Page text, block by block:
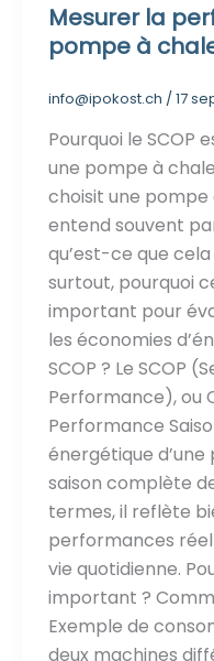
Mesurer la
pompe à
info@ipokost.ch /17
Pourquoi le SCOP
une pompe à
choisit une pompe
entend souvent
qu’est-ce que
surtout, pourquoi
important pour
les économies
SCOP ? Le SCOP
Performance), ou
Performance
énergétique
saison complète
termes, il reflète
performances
vie quotidienne.
important ?
Exemple de
deux machines